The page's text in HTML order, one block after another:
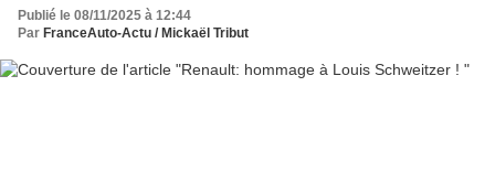
Publié le 08/11/2025 à 12:44
Par FranceAuto-Actu / Mickaël Tribut